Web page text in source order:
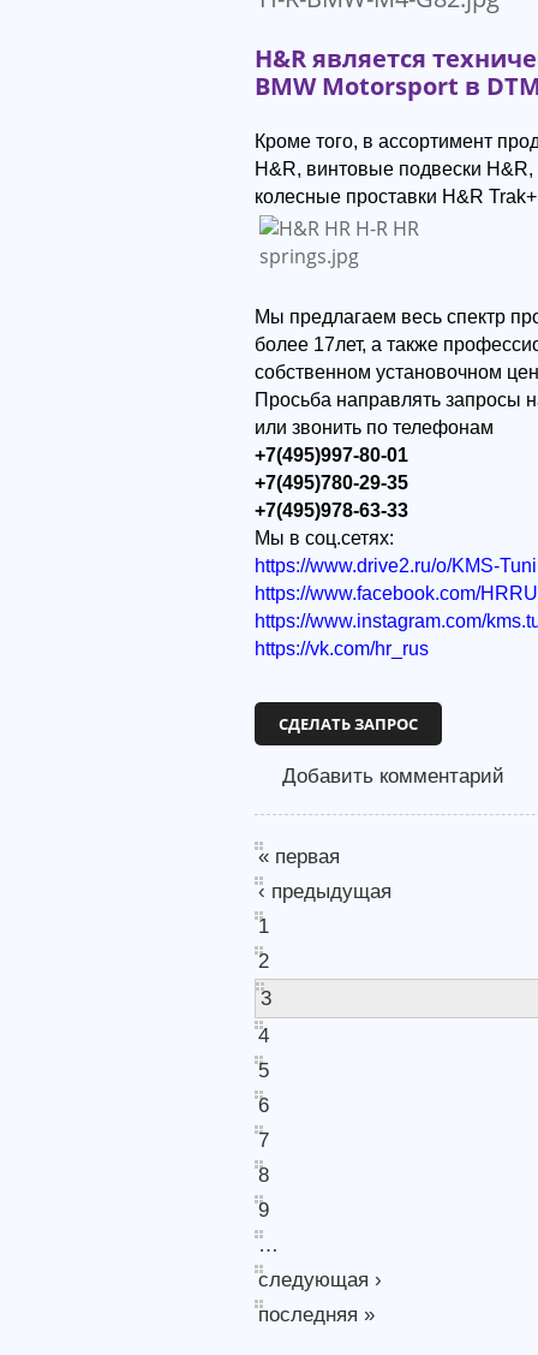
H&R является
BMW Motorsport в
Кроме того, в ассортимент
H&R, винтовые подвески
колесные проставки H&R
Мы предлагаем весь спектр
более 17лет, а также
собственном установочном
Просьба направлять запросы
или звонить по телефонам
+7(495)997-80-01
+7(495)780-29-35
+7(495)978-63-33
Мы в соц.сетях:
https://www.drive2.ru/o/KMS-
https://www.facebook.com/
https://www.instagram.com/
https://vk.com/hr_rus
СДЕЛАТЬ ЗАПРОС
Добавить комментарий
« первая
‹ предыдущая
1
2
3
4
5
6
7
8
9
…
следующая ›
последняя »